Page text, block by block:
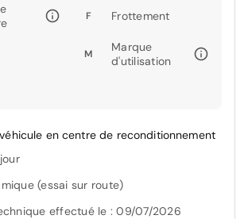
F Frottement
M
Marque
d'utilisation
en centre de reconditionnement
(essai sur route)
effectué le : 09/07/2026